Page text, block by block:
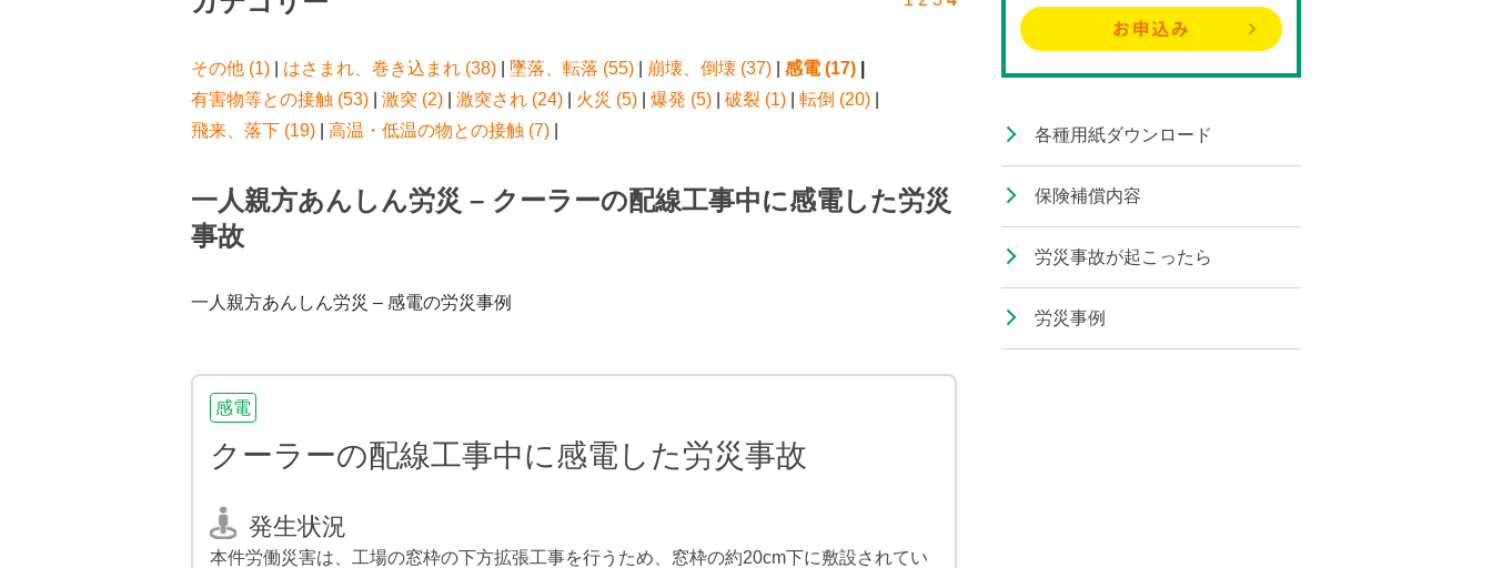
その他 (1) はさまれ、巻き込まれ (38) 墜落、転落 (55) 崩壊、倒壊 (37) 感電 (17)
有害物等との接触 (53)
激突 (2) 激突され (24) 火災 (5) 爆発 (5) 破裂 (1) 転倒 (20)
飛来、落下 (19)
高温・低温の物との接触 (7)
一人親方あんしん労災 – クーラーの配線工事中に感電した労災
事故
一人親方あんしん労災 – 感電の労災事例
感電
クーラーの配線工事中に感電した労災事故
発生状況
本件労働災害は、工場の窓枠の下方拡張工事を行うため、窓枠の約20cm下に敷設されてい
各種用紙ダウンロード
保険補償内容
労災事故が起こったら
労災事例